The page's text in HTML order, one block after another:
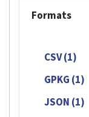
Formats
CSV (1)
GPKG (1)
JSON (1)